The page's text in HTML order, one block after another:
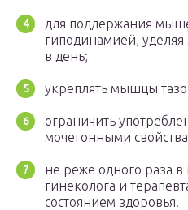
для поддержания
гиподинамией, уделяя
в день;
укреплять мышцы
ограничить
мочегонными
не реже одного раза в
гинеколога и
состоянием здоровья.